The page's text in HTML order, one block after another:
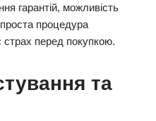
гарантій, можливість
процедура
перед покупкою.
та